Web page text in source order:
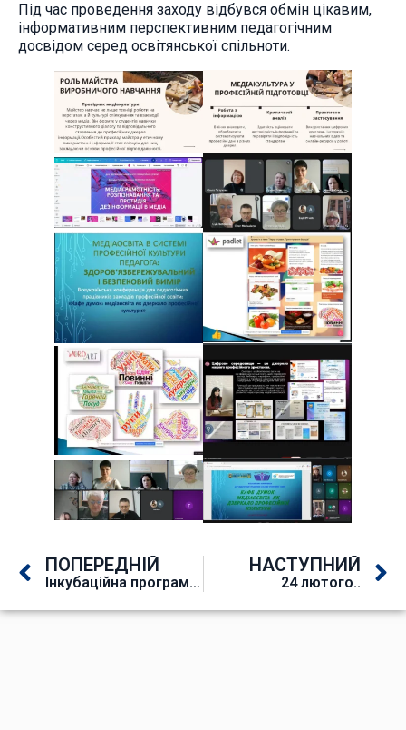
Під час проведення заходу відбувся обмін цікавим,
інформативним перспективним педагогічним
досвідом серед освітянської спільноти.
ПОПЕРЕДНІЙ
Інкубаційна програма STUDBIZ
НАСТУПНИЙ
24 лютого..